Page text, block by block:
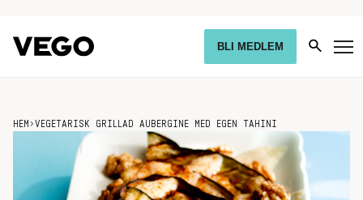
BLI MEDLEM
HEM ›VEGETARISK GRILLAD AUBERGINE MED EGEN TAHINI